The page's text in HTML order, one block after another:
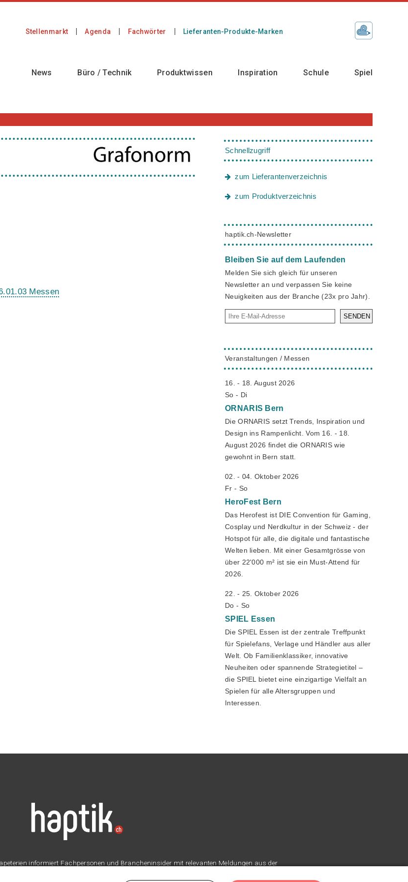
Stellenmarkt Agenda Fachwörter Lieferanten-Produkte-Marken
News Büro / Technik Produktwissen Inspiration Schule Spiel
Messen
Schnellzugriff
zum Lieferantenverzeichnis
zum Produktverzeichnis
haptik.ch-Newsletter
Bleiben Sie auf dem Laufenden
Melden Sie sich gleich für unseren
Newsletter an und verpassen Sie keine
Neuigkeiten aus der Branche (23x pro Jahr).
SENDEN
Veranstaltungen / Messen
16. - 18. August 2026
So - Di
ORNARIS Bern
Die ORNARIS setzt Trends, Inspiration und
Design ins Rampenlicht. Vom 16. - 18.
August 2026 findet die ORNARIS wie
gewohnt in Bern statt.
02. - 04. Oktober 2026
Fr - So
HeroFest Bern
Das Herofest ist DIE Convention für Gaming,
Cosplay und Nerdkultur in der Schweiz - der
Hotspot für alle, die digitale und fantastische
Welten lieben. Mit einer Gesamtgrösse von
über 22'000 m² ist sie ein Must-Attend für
2026.
22. - 25. Oktober 2026
Do - So
SPIEL Essen
Die SPIEL Essen ist der zentrale Treffpunkt
für Spielefans, Verlage und Händler aus aller
Welt. Ob Familienklassiker, innovative
Neuheiten oder spannende Strategietitel –
die SPIEL bietet eine einzigartige Vielfalt an
Spielen für alle Altersgruppen und
Interessen.
informiert Fachpersonen und Brancheninsider mit relevanten Meldungen aus der